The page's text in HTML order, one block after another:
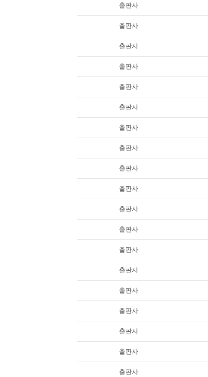
출판사
출판사
출판사
출판사
출판사
출판사
출판사
출판사
출판사
출판사
출판사
출판사
출판사
출판사
출판사
출판사
출판사
출판사
출판사